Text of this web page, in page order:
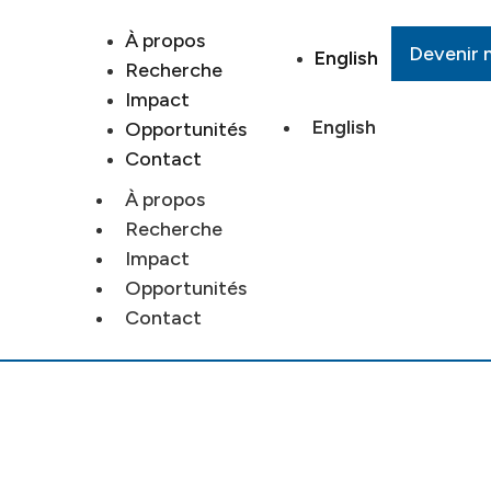
À propos
Recherche
Impact
Opportunités
Contact
À propos
Recherche
Impact
Opportunités
Contact
English
English
Devenir